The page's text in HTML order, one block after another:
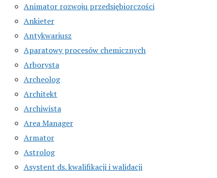
Animator rozwoju przedsiębiorczości
Ankieter
Antykwariusz
Aparatowy procesów chemicznych
Arborysta
Archeolog
Architekt
Archiwista
Area Manager
Armator
Astrolog
Asystent ds. kwalifikacji i walidacji